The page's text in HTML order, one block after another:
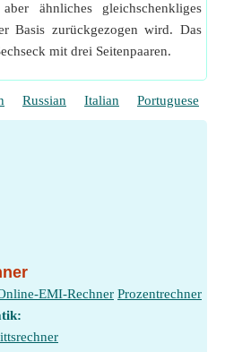
ähnliches gleichschenkliges
Basis zurückgezogen wird. Das
mit drei Seitenpaaren.
Russian Italian Portuguese
EMI-Rechner Prozentrechner